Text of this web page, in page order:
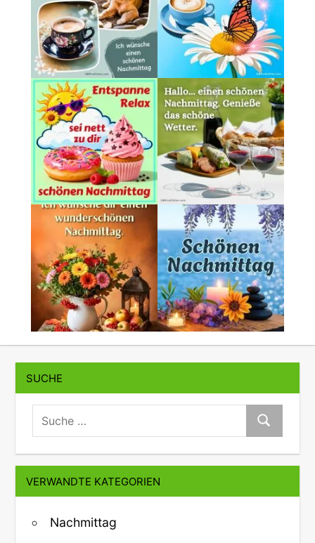
SUCHE
suche:
Suche
VERWANDTE KATEGORIEN
Nachmittag